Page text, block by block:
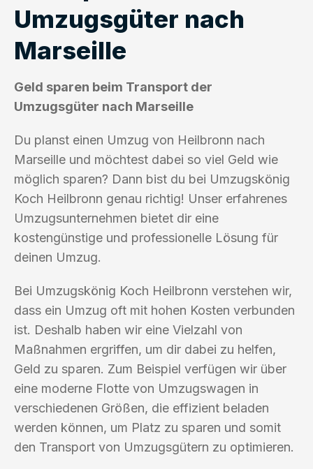
Umzugsgüter nach
Marseille
Geld sparen beim Transport der
Umzugsgüter nach Marseille
Du planst einen Umzug von Heilbronn nach
Marseille und möchtest dabei so viel Geld wie
möglich sparen? Dann bist du bei Umzugskönig
Koch Heilbronn genau richtig! Unser erfahrenes
Umzugsunternehmen bietet dir eine
kostengünstige und professionelle Lösung für
deinen Umzug.
Bei Umzugskönig Koch Heilbronn verstehen wir,
dass ein Umzug oft mit hohen Kosten verbunden
ist. Deshalb haben wir eine Vielzahl von
Maßnahmen ergriffen, um dir dabei zu helfen,
Geld zu sparen. Zum Beispiel verfügen wir über
eine moderne Flotte von Umzugswagen in
verschiedenen Größen, die effizient beladen
werden können, um Platz zu sparen und somit
den Transport von Umzugsgütern zu optimieren.